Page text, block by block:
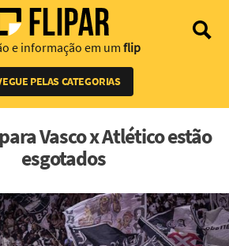
e informação em um flip
PELAS CATEGORIAS
Vasco x Atlético estão
esgotados